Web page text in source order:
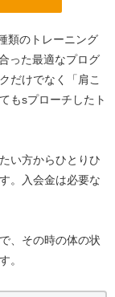
類のトレーニング
った最適なプログ
だけでなく「肩こ
もsプローチしたト
い方からひとりひ
。入会金は必要な
、その時の体の状
。